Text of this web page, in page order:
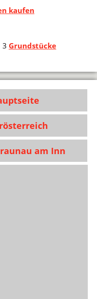
kaufen
3 Grundstücke
am Inn